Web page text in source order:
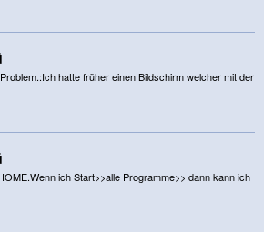
hatte früher einen Bildschirm welcher mit der
ich Start>>alle Programme>> dann kann ich